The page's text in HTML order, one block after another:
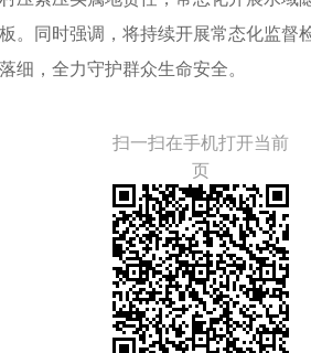
。同时强调，将持续开展常态化监
细，全力守护群众生命安全。
扫一扫在手机打开当前
页